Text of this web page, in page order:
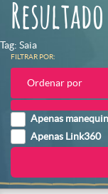
Tag: Saia
FILTRAR POR:
Ordenar por
Apenas
Apenas Link360